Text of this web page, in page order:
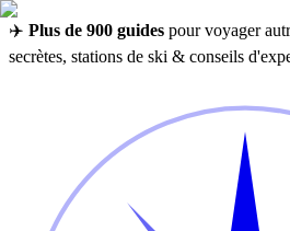
✈️ Plus de 900 guides pour voyager
secrètes, stations de ski & conseils